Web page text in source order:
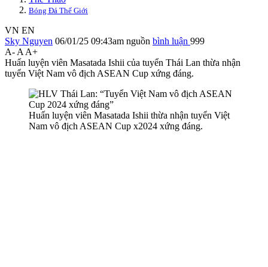
Bóng Đá Thế Giới
VN EN
Sky Nguyen 06/01/25 09:43am nguồn bình luận 999
A- A A+
Huấn luyện viên Masatada Ishii của tuyển Thái Lan thừa nhận
tuyển Việt Nam vô địch ASEAN Cup xứng đáng.
Huấn luyện viên Masatada Ishii thừa nhận tuyển Việt
Nam vô địch ASEAN Cup x2024 xứng đáng.